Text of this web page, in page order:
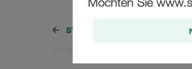
STAUFF Connect